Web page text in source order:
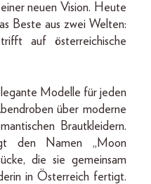
neuen Vision. Heute
Beste aus zwei Welten:
auf österreichische
Modelle für jeden
über moderne
Brautkleidern.
den Namen „Moon
die sie gemeinsam
in Österreich fertigt.